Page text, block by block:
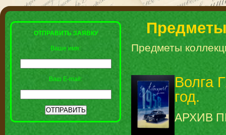
ОТПРАВИТЬ ЗАЯВКУ
Ваше имя:
Ваш E-mail:
Предметы
Волга
год.
АРХИВ